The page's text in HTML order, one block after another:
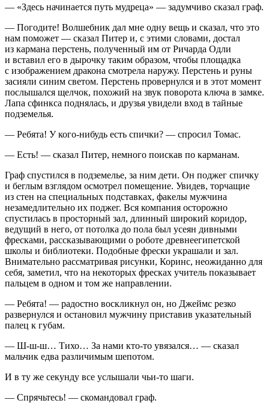
— «Здесь начинается путь мудреца» — задумчиво сказал граф.
— Погодите! Волшебник дал мне одну вещь и сказал, что это
нам поможет — сказал Питер и, с этими словами, достал
из кармана перстень, полученный им от Ричарда Одли
и вставил его в дырочку таким образом, чтобы площадка
с изображением дракона смотрела наружу. Перстень и руны
засияли синим светом. Перстень провернулся и в этот момент
послышался щелчок, похожий на звук поворота ключа в замке.
Лапа сфинкса поднялась, и друзья увидели вход в тайные
подземелья.
— Ребята! У кого-нибудь есть спички? — спросил Томас.
— Есть! — сказал Питер, немного поискав по карманам.
Граф спустился в подземелье, за ним дети. Он поджег спичку
и беглым взглядом осмотрел помещение. Увидев, торчащие
из стен на специальных подставках, факелы мужчина
незамедлительно их поджег. Вся компания осторожно
спустилась в просторный зал, длинный широкий коридор,
ведущий в него, от потолка до пола был усеян дивными
фресками, рассказывающими о роботе древнеегипетской
школы и библиотеки. Подобные фрески украшали и зал.
Внимательно рассматривая рисунки, Коринс, неожиданно для
себя, заметил, что на некоторых фресках учитель показывает
пальцем в одном и том же направлении.
— Ребята! — радостно воскликнул он, но Джеймс резко
развернулся и остановил мужчину приставив указательный
палец к губам.
— Ш-ш-ш… Тихо… За нами кто-то увязался… — сказал
мальчик едва различимым шепотом.
И в ту же секунду все услышали чьи-то шаги.
— Спрячьтесь! — скомандовал граф.